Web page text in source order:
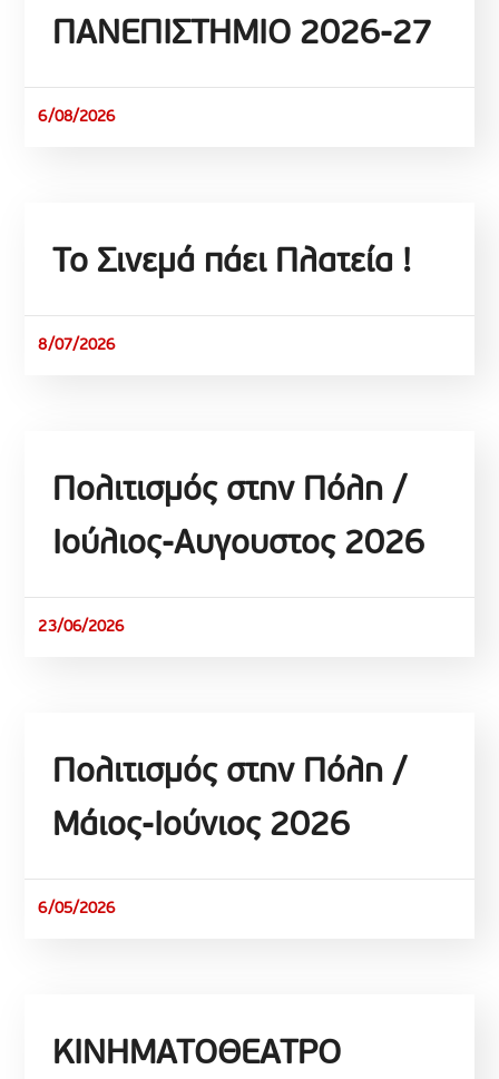
ΠΑΝΕΠΙΣΤΗΜΙΟ 2026-27
6/08/2026
To Σινεμά πάει Πλατεία !
8/07/2026
Πολιτισμός στην Πόλη /
Ιούλιος-Αυγουστος 2026
23/06/2026
Πολιτισμός στην Πόλη /
Mάιος-Ιούνιος 2026
6/05/2026
ΚΙΝΗΜΑΤΟΘΕΑΤΡΟ